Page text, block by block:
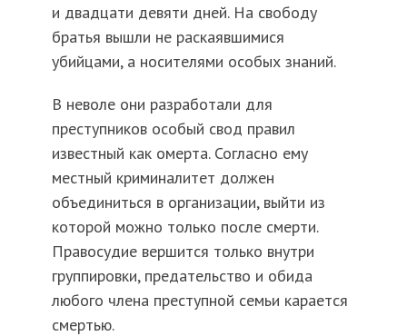
и двадцати девяти дней. На свободу
братья вышли не раскаявшимися
убийцами, а носителями особых знаний.
В неволе они разработали для
преступников особый свод правил
известный как омерта. Согласно ему
местный криминалитет должен
объединиться в организации, выйти из
которой можно только после смерти.
Правосудие вершится только внутри
группировки, предательство и обида
любого члена преступной семьи карается
смертью.